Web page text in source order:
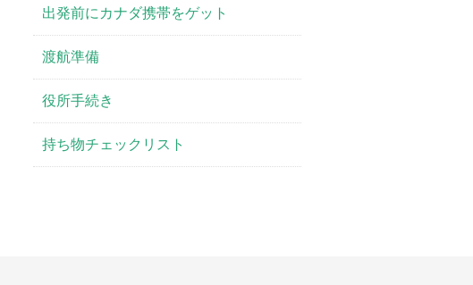
出発前にカナダ携帯をゲット
渡航準備
役所手続き
持ち物チェックリスト